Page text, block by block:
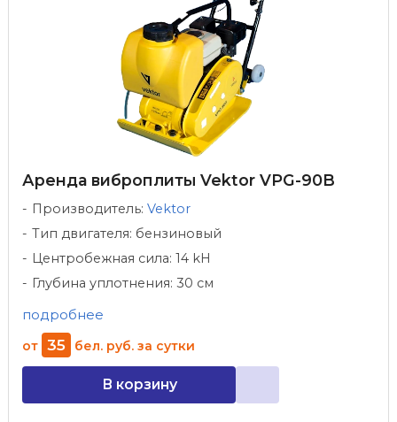
Аренда виброплиты Vektor VPG-90B
Производитель: Vektor
Тип двигателя: бензиновый
Центробежная сила: 14 kH
Глубина уплотнения: 30 см
подробнее
от 35 бел. руб. за сутки
В корзину